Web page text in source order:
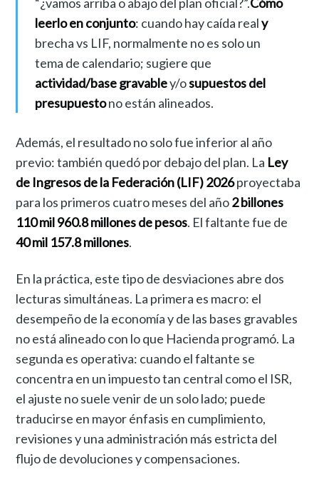
leerlo en conjunto: cuando hay caída realy
brecha vs LIF, normalmente no es solo un
tema de calendario; sugiere que
actividad/base gravabley/osupuestos del
presupuestono están alineados.
Además, el resultado no solo fue inferior al año
previo: también quedó por debajo del plan. La Ley
de Ingresos de la Federación (LIF) 2026proyectaba
para los primeros cuatro meses del año2 billones
110 mil 960.8 millones de pesos. El faltante fue de
40 mil 157.8 millones.
En la práctica, este tipo de desviaciones abre dos
lecturas simultáneas. La primera es macro: el
desempeño de la economía y de las bases gravables
no está alineado con lo que Hacienda programó. La
segunda es operativa: cuando el faltante se
concentra en un impuesto tan central como el ISR,
el ajuste no suele venir de un solo lado; puede
traducirse en mayor énfasis en cumplimiento,
revisiones y una administración más estricta del
flujo de devoluciones y compensaciones.